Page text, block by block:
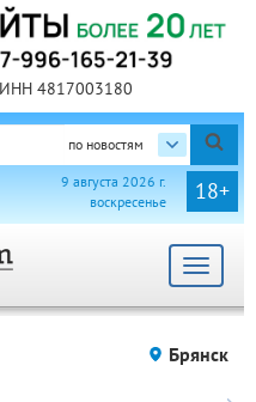
4817003180
по новостям
18+
9 августа 2026 г.
воскресенье
Toggle
Брянск